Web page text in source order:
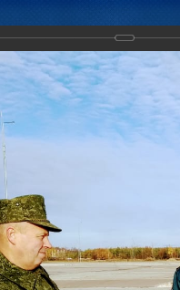
совместное учение с КСОР
"Мулино", Нижегородская
16.10.2019